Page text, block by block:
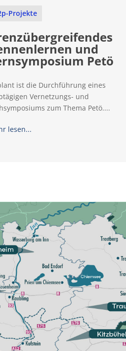
Projekte
und
Petö
ist die Durchführung eines
Vernetzungs- und
zum Thema Petö....
lesen...